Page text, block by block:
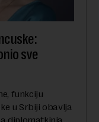
sve
funkciju
u Srbiji obavlja